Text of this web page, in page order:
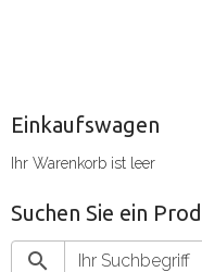
Einkaufswagen
Ihr Warenkorb ist leer
Suchen Sie ein